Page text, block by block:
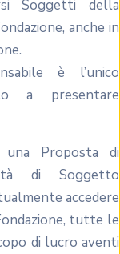
Soggetti della
anche in
è l’unico
a presentare
una Proposta di
di Soggetto
accedere
tutte le
di lucro aventi